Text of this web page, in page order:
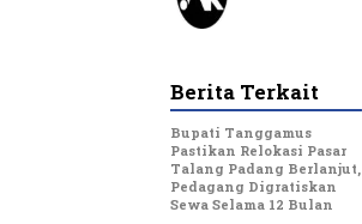
Berita Terkait
Bupati Tanggamus
Pastikan Relokasi Pasar
Talang Padang Berlanjut,
Pedagang Digratiskan
Sewa Selama 12 Bulan